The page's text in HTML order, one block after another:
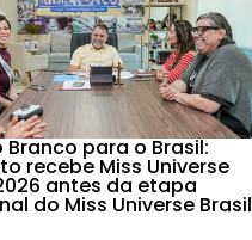
Branco para o Brasil:
recebe Miss Universe
antes da etapa
do Miss Universe Brasil